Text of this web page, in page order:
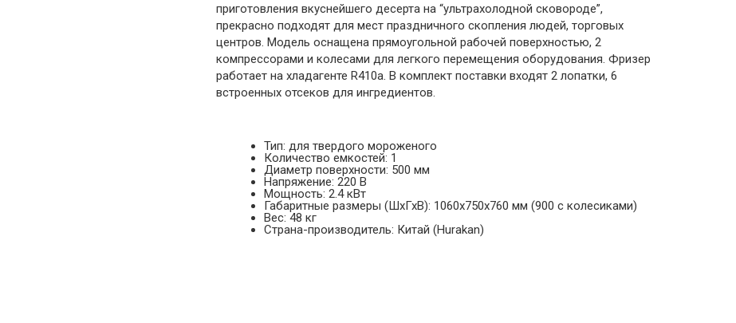
приготовления вкуснейшего десерта на “ультрахолодной сковороде”,
прекрасно подходят для мест праздничного скопления людей, торговых
центров. Модель оснащена прямоугольной рабочей поверхностью, 2
компрессорами и колесами для легкого перемещения оборудования. Фризер
работает на хладагенте R410a. В комплект поставки входят 2 лопатки, 6
встроенных отсеков для ингредиентов.
Тип: для твердого мороженого
Количество емкостей: 1
Диаметр поверхности: 500 мм
Напряжение: 220 В
Мощность: 2.4 кВт
Габаритные размеры (ШхГхВ): 1060х750х760 мм (900 с колесиками)
Вес: 48 кг
Страна-производитель: Китай (Hurakan)